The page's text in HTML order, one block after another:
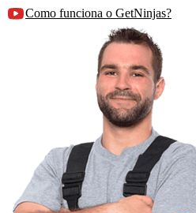
Como funciona o GetNinjas?